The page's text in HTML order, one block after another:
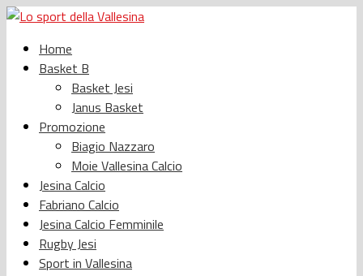
Home
Basket B
Basket Jesi
Janus Basket
Promozione
Biagio Nazzaro
Moie Vallesina Calcio
Jesina Calcio
Fabriano Calcio
Jesina Calcio Femminile
Rugby Jesi
Sport in Vallesina